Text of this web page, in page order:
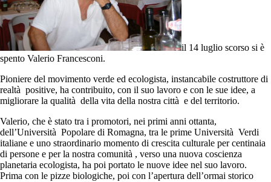
il 14 luglio scorso si è
spento Valerio Francesconi.
Pioniere del movimento verde ed ecologista, instancabile costruttore di
realtà positive, ha contribuito, con il suo lavoro e con le sue idee, a
migliorare la qualità della vita della nostra città e del territorio.
Valerio, che è stato tra i promotori, nei primi anni ottanta,
dell’Università Popolare di Romagna, tra le prime Università Verdi
italiane e uno straordinario momento di crescita culturale per centinaia
di persone e per la nostra comunità , verso una nuova coscienza
planetaria ecologista, ha poi portato le nuove idee nel suo lavoro.
Prima con le pizze biologiche, poi con l’apertura dell’ormai storico